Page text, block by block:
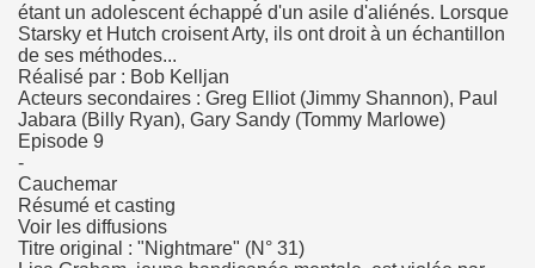
étant un adolescent échappé d'un asile d'aliénés. Lorsque
Starsky et Hutch croisent Arty, ils ont droit à un échantillon
de ses méthodes...
Réalisé par : Bob Kelljan
Acteurs secondaires : Greg Elliot (Jimmy Shannon), Paul
Jabara (Billy Ryan), Gary Sandy (Tommy Marlowe)
Episode 9
-
Cauchemar
Résumé et casting
Voir les diffusions
Titre original : "Nightmare" (N° 31)